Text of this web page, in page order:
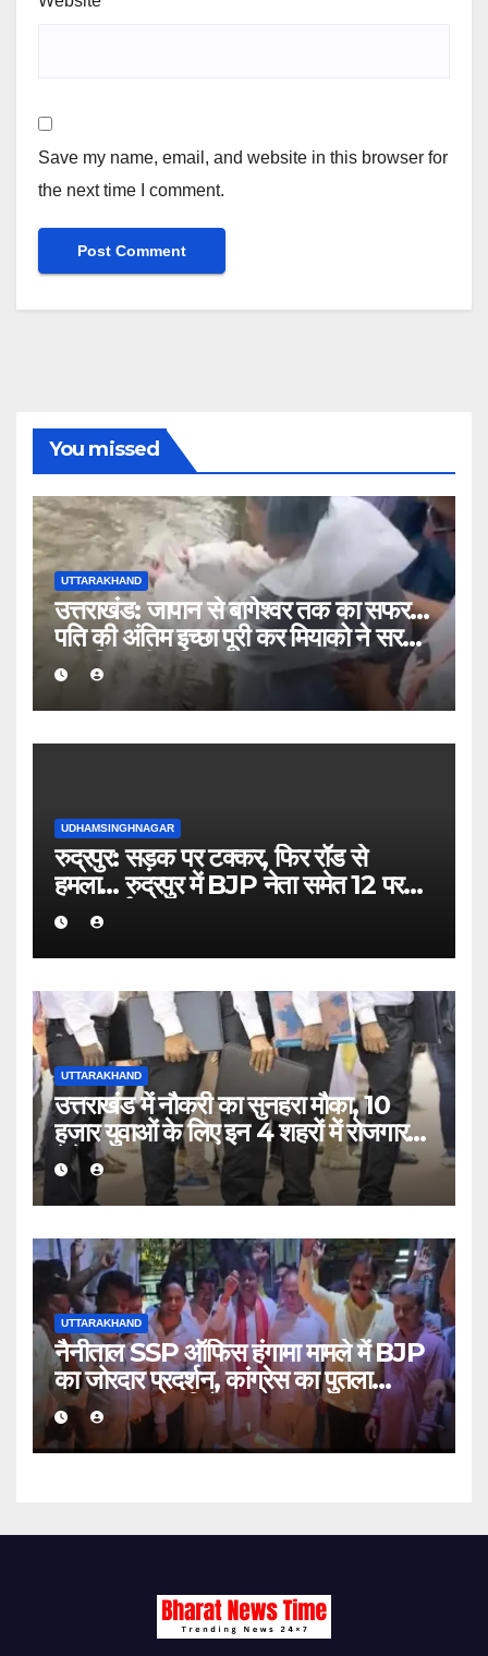
Save my name, email, and website in this browser for
the next time I comment.
You missed
UTTARAKHAND
उत्तराखंड: जापान से बागेश्वर तक का सफर…
पति की अंतिम इच्छा पूरी कर मियाको ने सरयू में
प्रवाहित की अस्थियां
UDHAMSINGHNAGAR
रुद्रपुर: सड़क पर टक्कर, फिर रॉड से
हमला… रुद्रपुर में BJP नेता समेत 12 पर
FIR दर्ज
UTTARAKHAND
उत्तराखंड में नौकरी का सुनहरा मौका, 10
हजार युवाओं के लिए इन 4 शहरों में रोजगार
मेले
UTTARAKHAND
नैनीताल SSP ऑफिस हंगामा मामले में BJP
का जोरदार प्रदर्शन, कांग्रेस का पुतला
फूंककर जताया विरोध